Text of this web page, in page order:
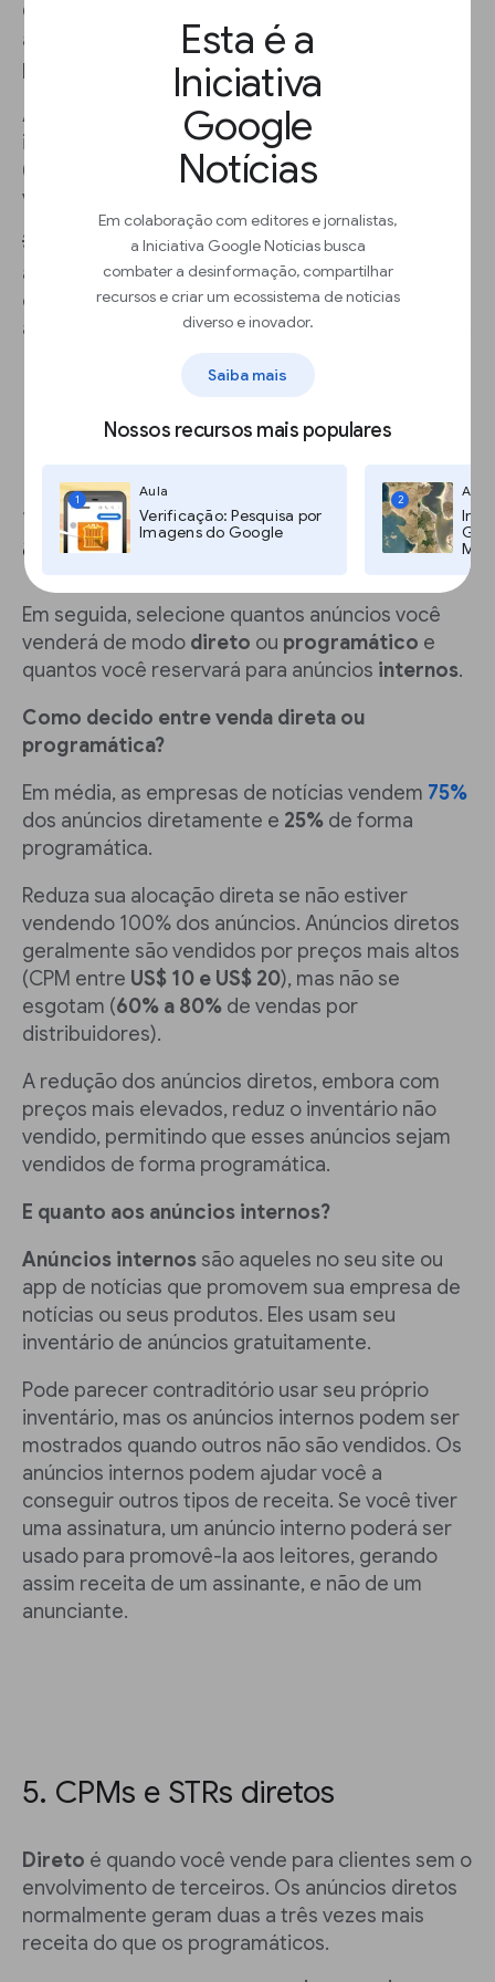
Esta é a
Iniciativa
Google
Notícias
Em colaboração com editores e jornalistas,
a Iniciativa Google Notícias busca
combater a desinformação, compartilhar
recursos e criar um ecossistema de notícias
diverso e inovador.
Saiba mais
Nossos recursos mais populares
1
Aula
Verificação: Pesquisa por
Imagens do Google
2
Aula
Os anúncios são vendidos aos milhares. Os
anunciantes pagam uma taxa chamada
por mil
para cada 1.000 impressões.
A maioria dos editores não vende todas as
impressões. A
taxa de venda por distribuidores
(STR)
mede quantas impressões visíveis você
vende, divididas por impressões visíveis.
💡 Prática recomendada: evite posicionar
anúncios próximos a últimas notícias, condições
climáticas extremas ou outrosconteúdos
anunciantes queiram evitar perto da publicidade.
4. Escolha como vender seus
anúncios
Em seguida, selecione quantos anúncios você
venderá de modo direto ou programático e
quantos você reservará para anúncios internos.
Como decido entre venda direta ou
programática?
Em média, as empresas de notícias vendem 75%
dos anúncios diretamente e 25% de forma
programática.
Reduza sua alocação direta se não estiver
vendendo 100% dos anúncios. Anúncios diretos
geralmente são vendidos por preços mais altos
(CPM entre US$ 10 e US$ 20), mas não se
esgotam (60% a 80% de vendas por
distribuidores).
A redução dos anúncios diretos, embora com
preços mais elevados, reduz o inventário não
vendido, permitindo que esses anúncios sejam
vendidos de forma programática.
E quanto aos anúncios internos?
Anúncios internos são aqueles no seu site ou
app de notícias que promovem sua empresa de
notícias ou seus produtos. Eles usam seu
inventário de anúncios gratuitamente.
Pode parecer contraditório usar seu próprio
inventário, mas os anúncios internos podem ser
mostrados quando outros não são vendidos. Os
anúncios internos podem ajudar você a
conseguir outros tipos de receita. Se você tiver
uma assinatura, um anúncio interno poderá ser
usado para promovê-la aos leitores, gerando
assim receita de um assinante, e não de um
anunciante.
5. CPMs e STRs diretos
Direto é quando você vende para clientes sem o
envolvimento de terceiros. Os anúncios diretos
normalmente geram duas a três vezes mais
receita do que os programáticos.